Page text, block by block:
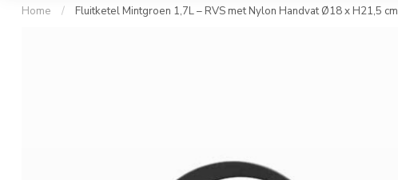
Home / Fluitketel Mintgroen 1,7L – RVS met Nylon Handvat Ø18 x H21,5 cm